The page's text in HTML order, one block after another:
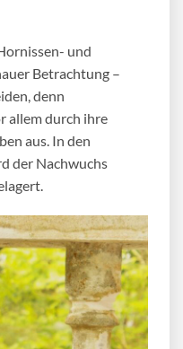
und
Betrachtung –
denn
allem durch ihre
aus. In den
der Nachwuchs